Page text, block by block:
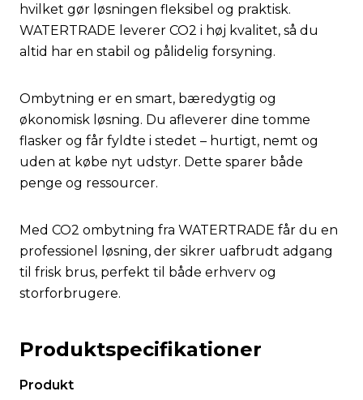
hvilket gør løsningen fleksibel og praktisk.
WATERTRADE leverer CO2 i høj kvalitet, så du
altid har en stabil og pålidelig forsyning.
Ombytning er en smart, bæredygtig og
økonomisk løsning. Du afleverer dine tomme
flasker og får fyldte i stedet – hurtigt, nemt og
uden at købe nyt udstyr. Dette sparer både
penge og ressourcer.
Med CO2 ombytning fra WATERTRADE får du en
professionel løsning, der sikrer uafbrudt adgang
til frisk brus, perfekt til både erhverv og
storforbrugere.
Produktspecifikationer
Produkt